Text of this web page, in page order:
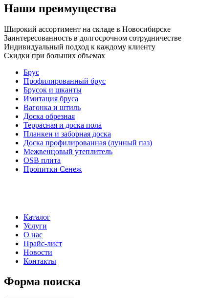
Наши преимущества
Широкий ассортимент на складе в Новосибирске
Заинтересованность в долгосрочном сотрудничестве
Индивидуальный подход к каждому клиенту
Скидки при больших объемах
Брус
Профилированный брус
Брусок и шканты
Имитация бруса
Вагонка и штиль
Доска обрезная
Террасная и доска пола
Планкен и заборная доска
Доска профилированная (лунный паз)
Межвенцовый утеплитель
OSB плита
Пропитки Сенеж
Каталог
Услуги
О нас
Прайс-лист
Новости
Контакты
Форма поиска